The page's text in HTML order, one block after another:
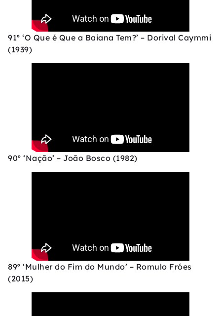
91º ‘O Que é Que a Baiana Tem?’ – Dorival Caymmi
(1939)
90º ‘Nação’ – João Bosco (1982)
89º ‘Mulher do Fim do Mundo’ – Romulo Fróes
(2015)